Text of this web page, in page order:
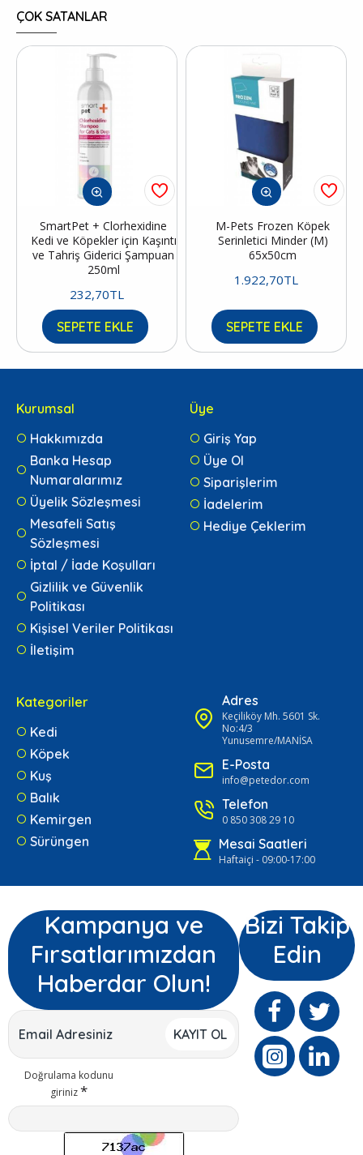
ÇOK SATANLAR
SmartPet + Clorhexidine
Kedi ve Köpekler için Kaşıntı
ve Tahriş Giderici Şampuan
250ml
232,70TL
SEPETE EKLE
M-Pets Frozen Köpek
Serinletici Minder (M)
65x50cm
1.922,70TL
SEPETE EKLE
Kurumsal
Hakkımızda
Banka Hesap
Numaralarımız
Üyelik Sözleşmesi
Mesafeli Satış
Sözleşmesi
İptal / İade Koşulları
Gizlilik ve Güvenlik
Politikası
Kişisel Veriler Politikası
İletişim
Üye
Giriş Yap
Üye Ol
Siparişlerim
İadelerim
Hediye Çeklerim
Kategoriler
Kedi
Köpek
Kuş
Balık
Kemirgen
Sürüngen
Adres
Keçiliköy Mh. 5601 Sk.
No:4/3
Yunusemre/MANİSA
E-Posta
info@petedor.com
Telefon
0 850 308 29 10
Mesai Saatleri
Haftaiçi - 09:00-17:00
Kampanya ve
Fırsatlarımızdan
Haberdar Olun!
KAYIT OL
Doğrulama kodunu
giriniz
Bizi Takip
Edin